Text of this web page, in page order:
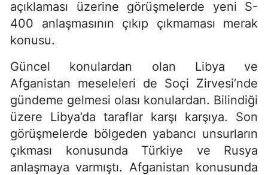
açıklaması üzerine görüşmelerde yeni S-
400 anlaşmasının çıkıp çıkmaması merak
konusu.
Güncel konulardan olan Libya ve
Afganistan meseleleri de Soçi Zirvesi’nde
gündeme gelmesi olası konulardan. Bilindiği
üzere Libya’da taraflar karşı karşıya. Son
görüşmelerde bölgeden yabancı unsurların
çıkması konusunda Türkiye ve Rusya
anlaşmaya varmıştı. Afganistan konusunda